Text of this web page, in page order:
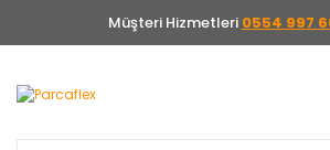
Müşteri Hizmetleri 0554 997